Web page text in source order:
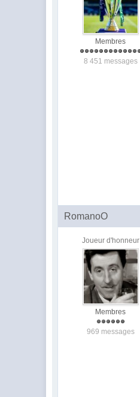
Membres
8 451 messages
RomanoO
Joueur d'honneur
Membres
969 messages